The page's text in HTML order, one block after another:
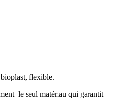
flexible.
le seul matériau qui garantit